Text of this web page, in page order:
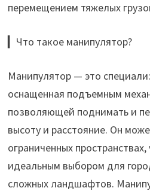
перемещением тяжелых
▎Что такое манипулятор?
Манипулятор — это
оснащенная подъемным
позволяющей поднимать и
высоту и расстояние. Он
ограниченных
идеальным выбором для
сложных ландшафтов.